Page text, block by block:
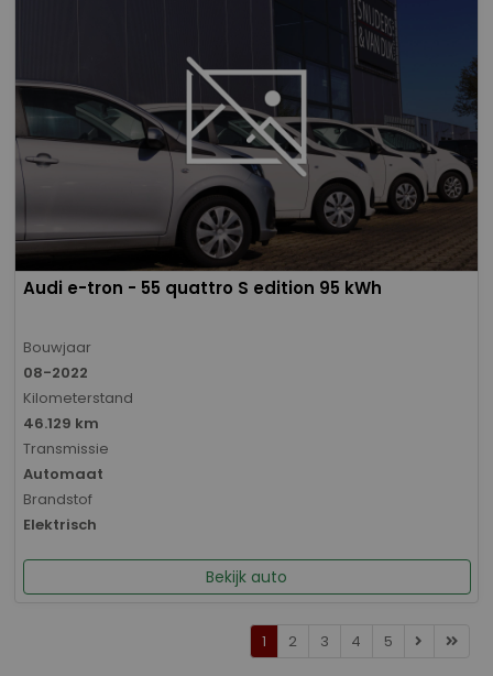
Audi e-tron - 55 quattro S edition 95 kWh
Bouwjaar
08-2022
Kilometerstand
46.129 km
Transmissie
Automaat
Brandstof
Elektrisch
Bekijk auto
1 2 3 4 5